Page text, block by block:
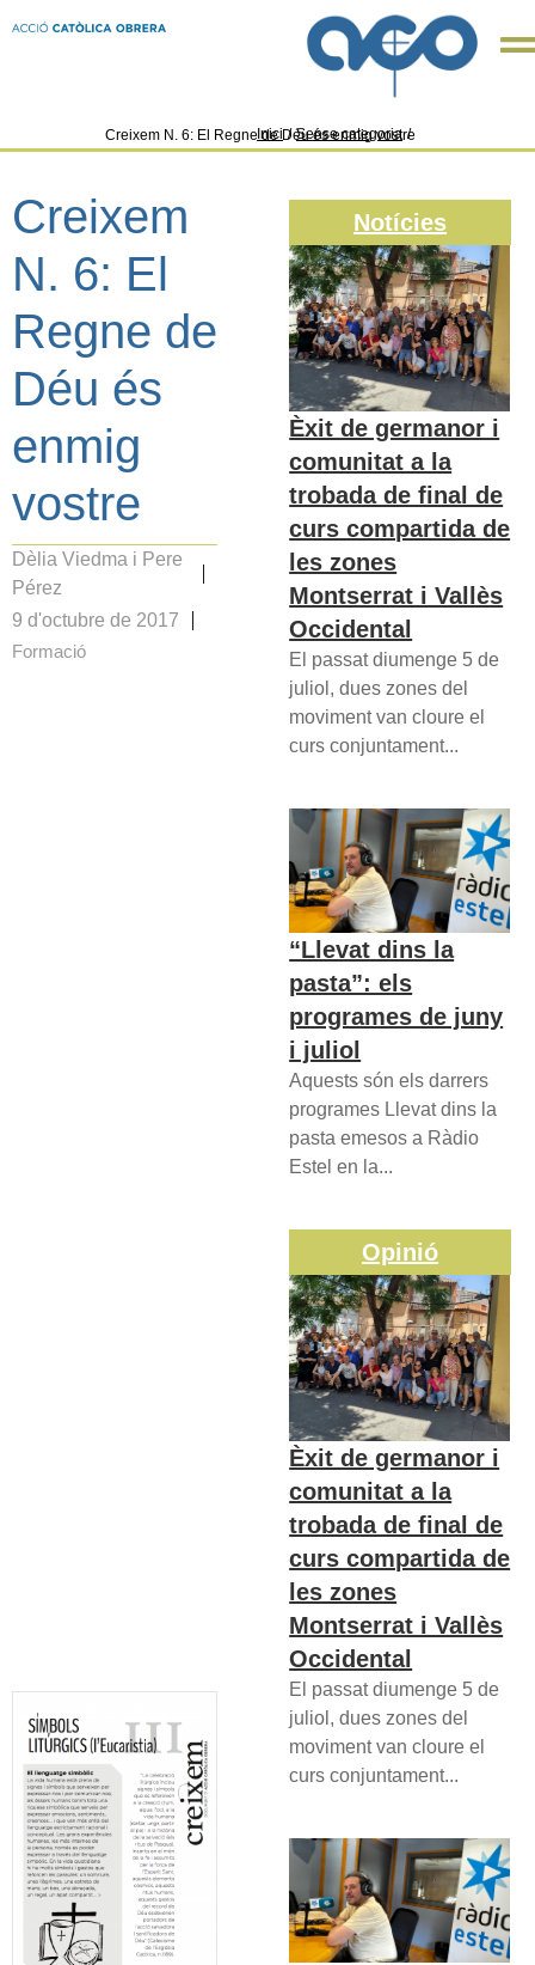
Inici / Sense categoria /
Creixem N. 6: El Regne de Déu és enmig vostre
Creixem
N. 6: El
Regne de
Déu és
enmig
vostre
Dèlia Viedma i Pere
Pérez
9 d'octubre de 2017
Formació
Notícies
Èxit de germanor i
comunitat a la
trobada de final de
curs compartida de
les zones
Montserrat i Vallès
Occidental
El passat diumenge 5 de
juliol, dues zones del
moviment van cloure el
curs conjuntament...
“Llevat dins la
pasta”: els
programes de juny
i juliol
Aquests són els darrers
programes Llevat dins la
pasta emesos a Ràdio
Estel en la...
Opinió
Èxit de germanor i
comunitat a la
trobada de final de
curs compartida de
les zones
Montserrat i Vallès
Occidental
El passat diumenge 5 de
juliol, dues zones del
moviment van cloure el
curs conjuntament...